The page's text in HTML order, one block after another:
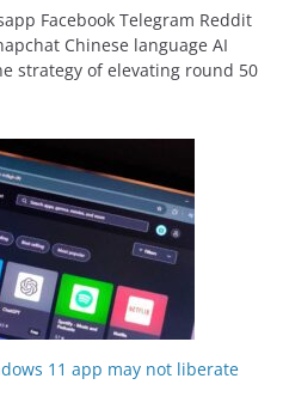
Facebook Telegram Reddit
Chinese language AI
strategy of elevating round 50
11 app may not liberate